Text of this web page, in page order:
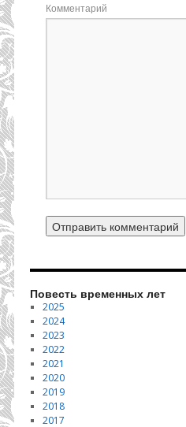
Комментарий
Повесть временных лет
2025
2024
2023
2022
2021
2020
2019
2018
2017